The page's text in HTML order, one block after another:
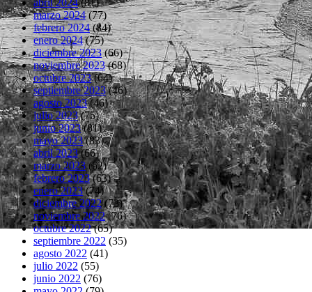
marzo 2024(77)
febrero 2024(84)
enero 2024(75)
diciembre 2023(66)
noviembre 2023(68)
octubre 2023(64)
septiembre 2023(46)
agosto 2023(46)
julio 2023(75)
junio 2023(81)
mayo 2023(83)
abril 2023(66)
marzo 2023(62)
febrero 2023(63)
enero 2023(74)
diciembre 2022(73)
noviembre 2022(76)
octubre 2022(65)
septiembre 2022 (35)
agosto 2022 (41)
julio 2022 (55)
junio 2022 (76)